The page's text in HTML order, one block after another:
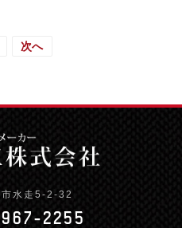
次へ
市水走5-2-32
2255